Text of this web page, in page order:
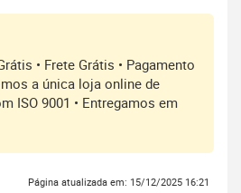
• Frete Grátis • Pagamento
a única loja online de
ISO 9001 • Entregamos em
Página atualizada em: 15/12/2025 16:21